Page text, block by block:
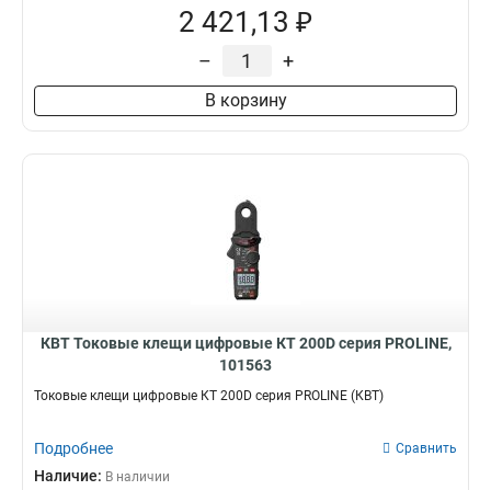
2 421,13 ₽
– +
В корзину
КВТ Токовые клещи цифровые КТ 200D серия PROLINE,
101563
Токовые клещи цифровые КТ 200D серия PROLINE (КВТ)
Подробнее Сравнить
Наличие: В наличии